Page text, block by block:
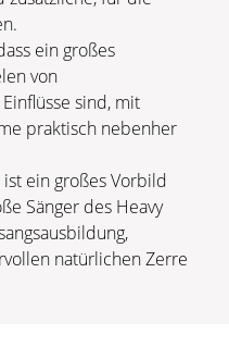
ein großes
von
sind, mit
praktisch nebenher
ein großes Vorbild
Sänger des Heavy
natürlichen Zerre